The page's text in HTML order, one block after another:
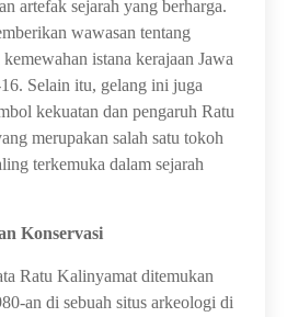
artefak sejarah yang berharga.
wawasan tentang
istana kerajaan Jawa
Selain itu, gelang ini juga
kekuatan dan pengaruh Ratu
merupakan salah satu tokoh
terkemuka dalam sejarah
Konservasi
Ratu Kalinyamat ditemukan
an di sebuah situs arkeologi di